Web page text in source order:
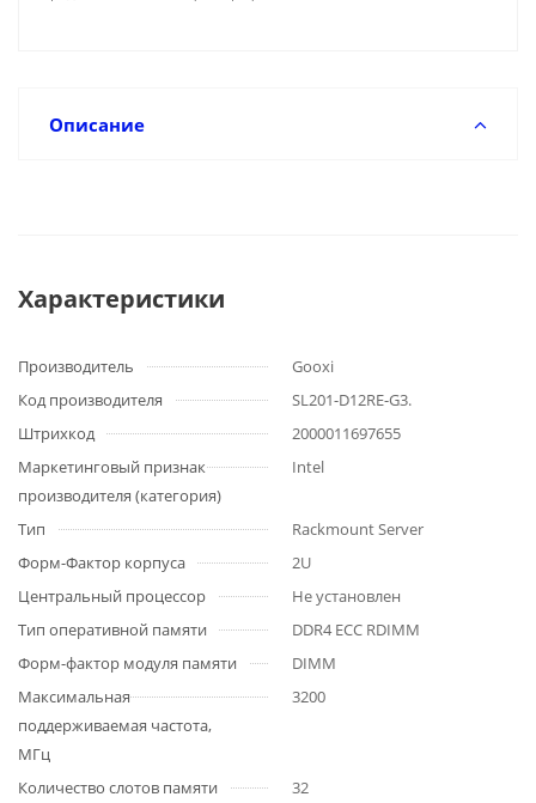
Описание
Характеристики
Производитель
Gooxi
Код производителя
SL201-D12RE-G3.
Штрихкод
2000011697655
Маркетинговый признак
производителя (категория)
Intel
Тип
Rackmount Server
Форм-Фактор корпуса
2U
Центральный процессор
Не установлен
Тип оперативной памяти
DDR4 ECC RDIMM
Форм-фактор модуля памяти
DIMM
Максимальная
поддерживаемая частота,
МГц
3200
Количество слотов памяти 32